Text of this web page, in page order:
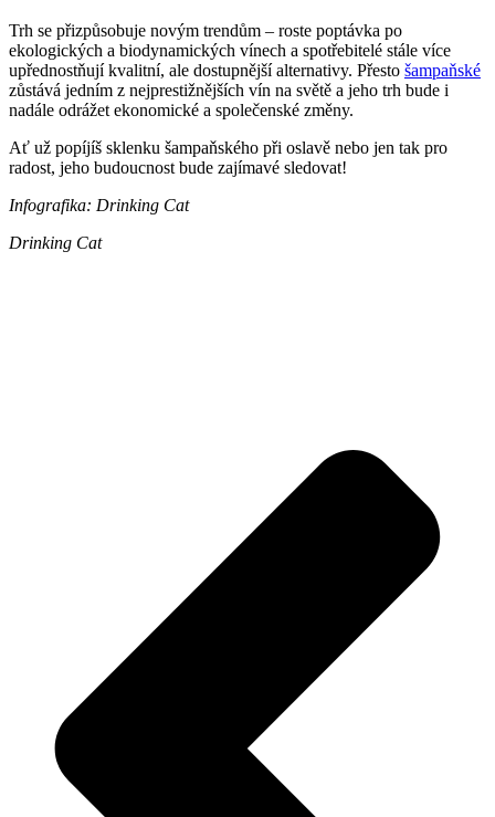
Trh se přizpůsobuje novým trendům – roste poptávka po
ekologických a biodynamických vínech a spotřebitelé stále více
upřednostňují kvalitní, ale dostupnější alternativy. Přesto šampaňské
zůstává jedním z nejprestižnějších vín na světě a jeho trh bude i
nadále odrážet ekonomické a společenské změny.
Ať už popíjíš sklenku šampaňského při oslavě nebo jen tak pro
radost, jeho budoucnost bude zajímavé sledovat!
Infografika: Drinking Cat
Drinking Cat